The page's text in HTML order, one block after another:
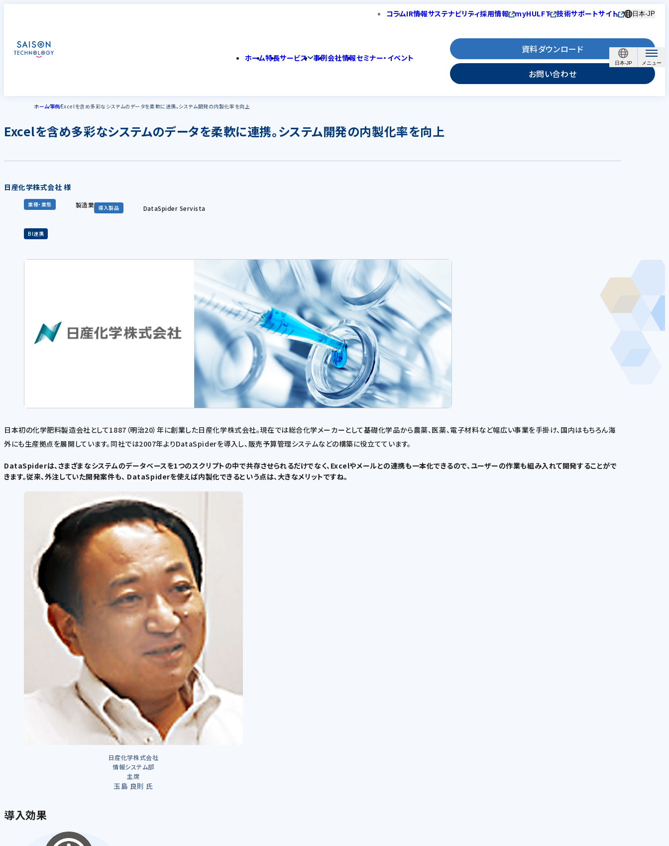
日本-JP
コラムIR情報サステナビリティ採用情報 myHULFT 技術サポートサイト 日本-JP
ホーム特長サービス 事例会社情報セミナー・イベント
資料ダウンロード
お問い合わせ
ホーム事例Excelを含め多彩なシステムのデータを柔軟に連携。システム開発の内製化率を向上
Excelを含め多彩なシステムのデータを柔軟に連携。システム開発の内製化率を向上
日産化学株式会社 様
業種・業態 製造業 導入製品 DataSpider Servista
BI連携
日本初の化学肥料製造会社として1887（明治20）年に創業した日産化学株式会社。現在では総合化学メーカーとして基礎化学品から農薬、医薬、電子材料など幅広い事業を手掛け、国内はもちろん海
外にも生産拠点を展開しています。同社では2007年よりDataSpiderを導入し、販売予算管理システムなどの構築に役立てています。
DataSpiderは、さまざまなシステムのデータベースを1つのスクリプトの中で共存させられるだけでなく、Excelやメールとの連携も一本化できるので、ユーザーの作業も組み入れて開発することがで
きます。従来、外注していた開発案件も、 DataSpiderを使えば内製化できるという点は、大きなメリットですね。
日産化学株式会社
情報システム部
主席
玉島 良則 氏
導入効果